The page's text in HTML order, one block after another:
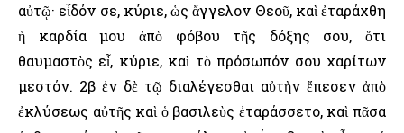
αὐτῷ· εἶδόν σε, κύριε, ὡς ἄγγελον Θεοῦ, καὶ ἐταράχθη
ἡ καρδία μου ἀπὸ φόβου τῆς δόξης σου, ὅτι
θαυμαστὸς εἶ, κύριε, καὶ τὸ πρόσωπόν σου χαρίτων
μεστόν. 2β ἐν δὲ τῷ διαλέγεσθαι αὐτὴν ἔπεσεν ἀπὸ
ἐκλύσεως αὐτῆς καὶ ὁ βασιλεὺς ἐταράσσετο, καὶ πᾶσα